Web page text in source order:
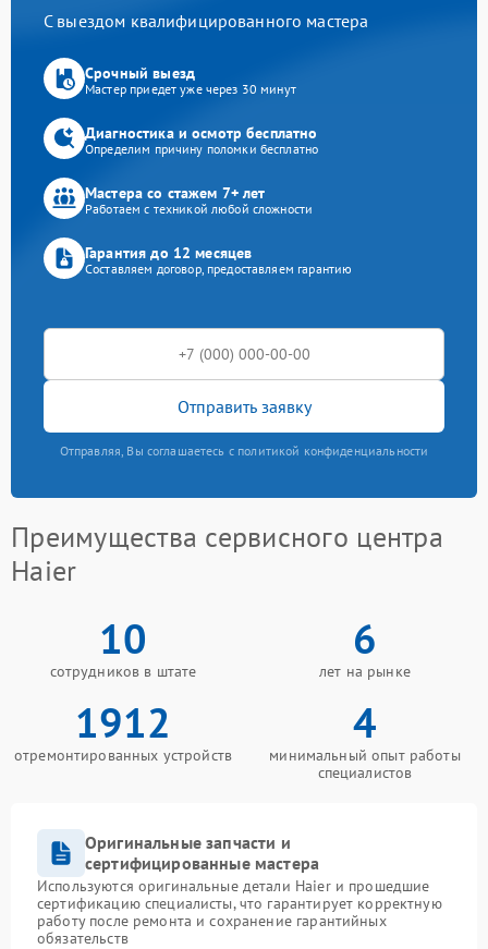
С выездом квалифицированного мастера
Срочный выезд
Мастер приедет уже через 30 минут
Диагностика и осмотр бесплатно
Определим причину поломки бесплатно
Мастера со стажем 7+ лет
Работаем с техникой любой сложности
Гарантия до 12 месяцев
Составляем договор, предоставляем гарантию
Отправить заявку
Отправляя, Вы соглашаетесь с политикой конфиденциальности
Преимущества сервисного центра
Haier
10
сотрудников в штате
6
лет на рынке
1912
отремонтированных устройств
4
минимальный опыт работы
специалистов
Оригинальные запчасти и
сертифицированные мастера
Используются оригинальные детали Haier и прошедшие
сертификацию специалисты, что гарантирует корректную
работу после ремонта и сохранение гарантийных
обязательств